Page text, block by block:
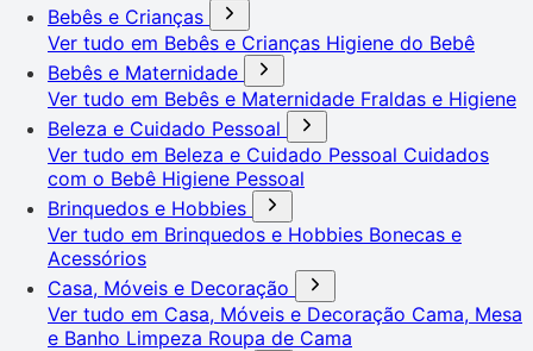
Bebês e Crianças
Ver tudo em Bebês e Crianças Higiene do Bebê
Bebês e Maternidade
Ver tudo em Bebês e Maternidade Fraldas e Higiene
Beleza e Cuidado Pessoal
Ver tudo em Beleza e Cuidado Pessoal Cuidados
com o Bebê Higiene Pessoal
Brinquedos e Hobbies
Ver tudo em Brinquedos e Hobbies Bonecas e
Acessórios
Casa, Móveis e Decoração
Ver tudo em Casa, Móveis e Decoração Cama, Mesa
e Banho Limpeza Roupa de Cama